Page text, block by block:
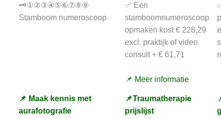
🗝️①②③④⑤⑥⑦⑧⑨
Stamboom numeroscoop
✅ Een
stamboomnumeroscoop
opmaken kost € 228,29
excl. praktijk of video
consult + € 61,71
📌 Meer informatie
📌 Maak kennis met
aurafotografie
📌Traumatherapie
prijslijst